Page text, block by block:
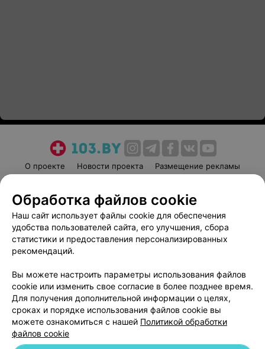
О проекте Новости проекта
Размещение рекламы
Пользовательское соглашение
Способы оплаты
Вакансии
Партнеры
Написать руководителю 103.by
Обработка персональных данных
Обработка файлов cookie
Наш сайт использует файлы cookie для обеспечения
удобства пользователей сайта, его улучшения, сбора
статистики и предоставления персонализированных
рекомендаций.
Вы можете настроить параметры использования файлов
cookie или изменить свое согласие в более позднее время.
Для получения дополнительной информации о целях,
сроках и порядке использования файлов cookie вы
можете ознакомиться с нашей Политикой обработки
файлов cookie